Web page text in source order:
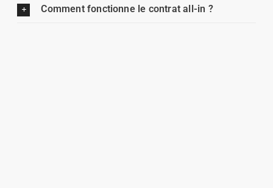
Comment fonctionne le contrat all-in ?